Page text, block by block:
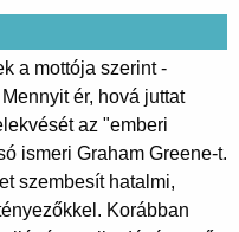
a mottója szerint -
ér, hová juttat
az "emberi
ismeri Graham Greene-t.
szembesít hatalmi,
Korábban